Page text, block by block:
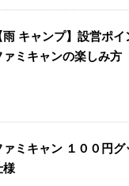
雨 キャンプ】設営ポ
ァミキャンの楽しみ方
ァミキャン １００円
様